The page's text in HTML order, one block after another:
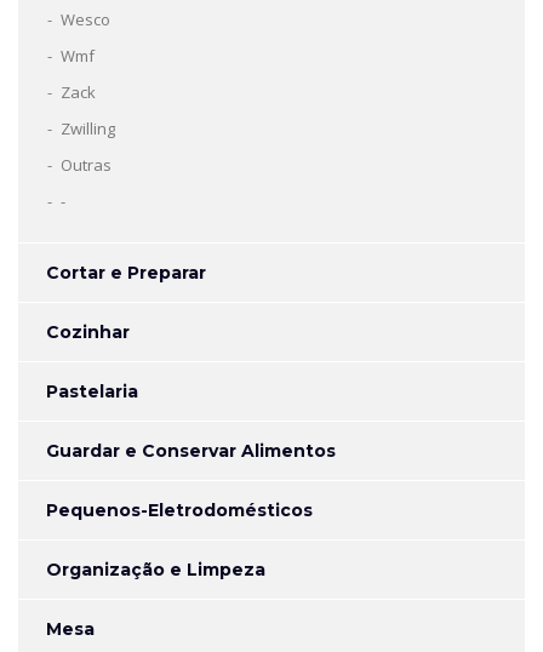
Wesco
Wmf
Zack
Zwilling
Outras
-
Cortar e Preparar
Cozinhar
Pastelaria
Guardar e Conservar Alimentos
Pequenos-Eletrodomésticos
Organização e Limpeza
Mesa